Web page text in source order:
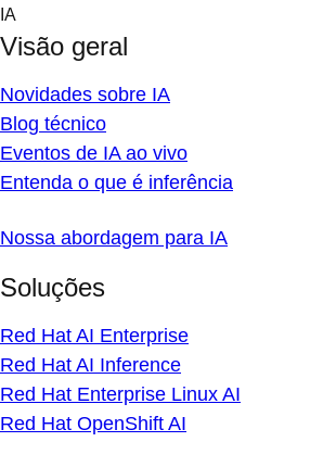
Skip
content
IA
Visão geral
Novidades sobre IA
Blog técnico
Eventos de IA ao vivo
Entenda o que é inferência
Nossa abordagem para IA
Soluções
Red Hat AI Enterprise
Red Hat AI Inference
Red Hat Enterprise Linux AI
Red Hat OpenShift AI